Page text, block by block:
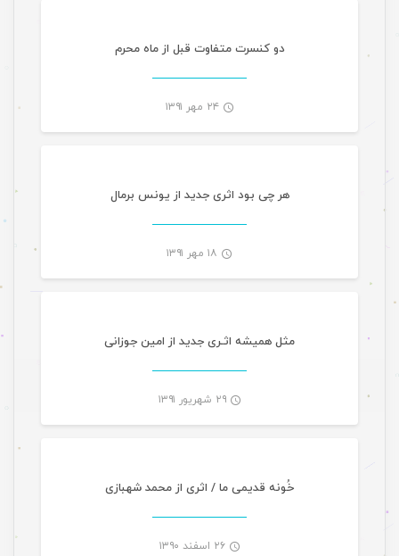
دو کنسرت متفاوت قبل از ماه محرم
۲۴ مهر ۱۳۹۱
هر چی بود اثری جدید از یونس برمال
۱۸ مهر ۱۳۹۱
مثل همیشه اثـری جدید از امین جوزانی
۲۹ شهریور ۱۳۹۱
خُونه قدیمی ما / اثری از محمد شهبازی
۲۶ اسفند ۱۳۹۰